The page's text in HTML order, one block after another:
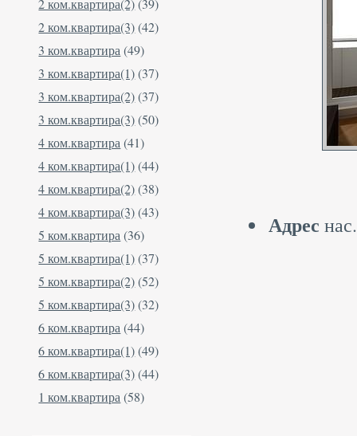
2 ком.квартира(2)(39)
2 ком.квартира(3)(42)
3 ком.квартира (49)
3 ком.квартира(1)(37)
3 ком.квартира(2)(37)
3 ком.квартира(3)(50)
4 ком.квартира (41)
4 ком.квартира(1)(44)
4 ком.квартира(2)(38)
4 ком.квартира(3)(43)
5 ком.квартира (36)
5 ком.квартира(1)(37)
5 ком.квартира(2)(52)
5 ком.квартира(3)(32)
6 ком.квартира (44)
6 ком.квартира(1)(49)
6 ком.квартира(3)(44)
1 ком.квартира (58)
Адрес